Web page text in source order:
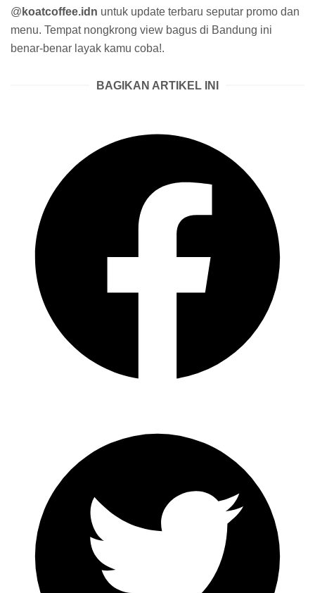
@ koatcoffee.idn untuk update terbaru seputar promo dan
menu. Tempat nongkrong view bagus di Bandung ini
benar-benar layak kamu coba!.
BAGIKAN ARTIKEL INI